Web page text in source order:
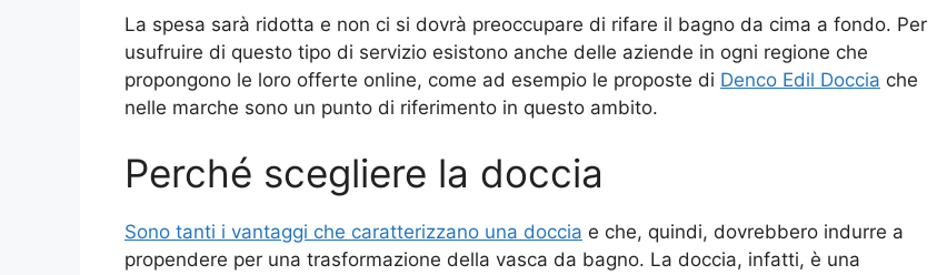
La spesa sarà ridotta e non ci si dovrà preoccupare di rifare il bagno da cima a fondo. Per
usufruire di questo tipo di servizio esistono anche delle aziende in ogni regione che
propongono le loro offerte online, come ad esempio le proposte di Denco Edil Doccia che
nelle marche sono un punto di riferimento in questo ambito.
Perché scegliere la doccia
Sono tanti i vantaggi che caratterizzano una doccia e che, quindi, dovrebbero indurre a
propendere per una trasformazione della vasca da bagno. La doccia, infatti, è una